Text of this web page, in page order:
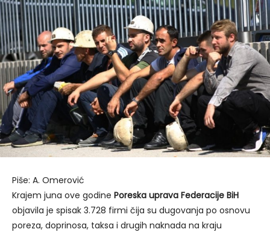
Piše: A. Omerović
Krajem juna ove godine Poreska uprava Federacije BiH
objavila je spisak 3.728 firmi čija su dugovanja po osnovu
poreza, doprinosa, taksa i drugih naknada na kraju